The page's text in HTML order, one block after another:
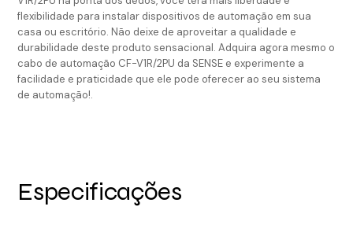
flexibilidade para instalar dispositivos de automação em sua
casa ou escritório. Não deixe de aproveitar a qualidade e
durabilidade deste produto sensacional. Adquira agora mesmo o
cabo de automação CF-V1R/2PU da SENSE e experimente a
facilidade e praticidade que ele pode oferecer ao seu sistema
de automação!.
Especificações